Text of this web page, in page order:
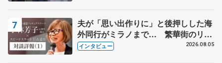
夫が「思い出作りに」と後押しした海
外同行がミラノまで… 繁華街のリン
クでは不良のお兄さんも味方に 小林
インタビュー 2026.08.05